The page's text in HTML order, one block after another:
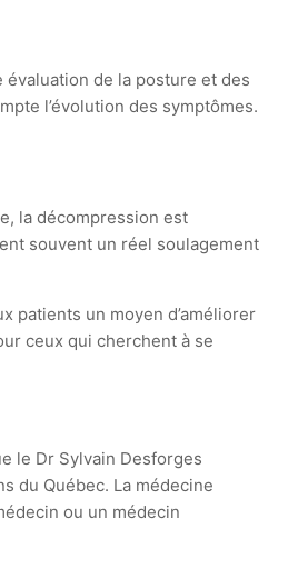
de la posture et des
l’évolution des symptômes.
la décompression est
souvent un réel soulagement
patients un moyen d’améliorer
ceux qui cherchent à se
le Dr Sylvain Desforges
du Québec. La médecine
ou un médecin